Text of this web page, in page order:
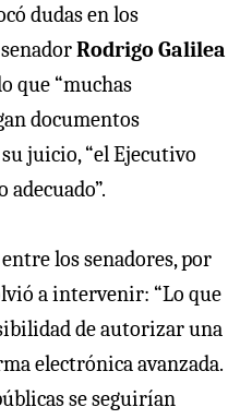
dudas en los
Rodrigo Galilea
que “muchas
documentos
juicio, “el Ejecutivo
adecuado”.
los senadores, por
a intervenir: “Lo que
de autorizar una
electrónica avanzada.
se seguirían